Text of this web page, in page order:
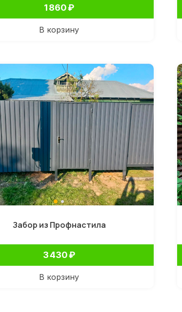
1 860₽
В корзину
Забор из Профнастила
3 430₽
В корзину